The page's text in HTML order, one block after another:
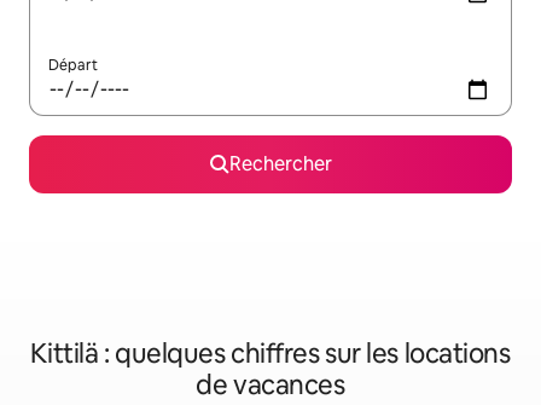
Départ
Rechercher
Kittilä : quelques chiffres sur les locations
de vacances